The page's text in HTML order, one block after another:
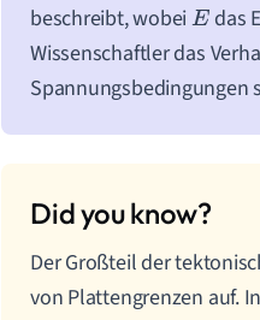
beschreibt, wobeiE das
Wissenschaftler das
Spannungsbedingungen
Der Großteil der
von Plattengrenzen auf.